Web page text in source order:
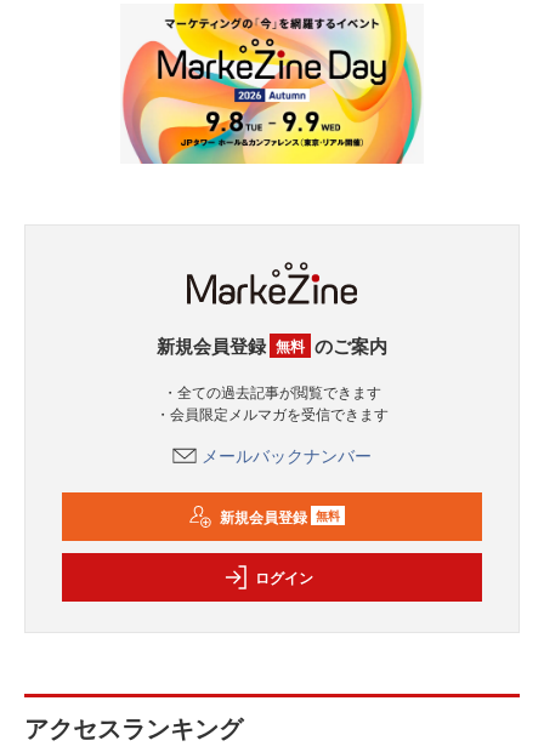
新規会員登録 無料 のご案内
・全ての過去記事が閲覧できます
・会員限定メルマガを受信できます
メールバックナンバー
新規会員登録 無料
ログイン
アクセスランキング